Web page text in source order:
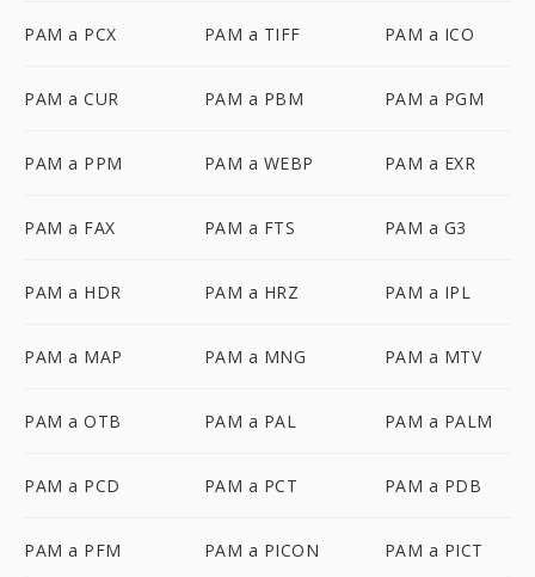
PAM a PCX PAM a TIFF PAM a ICO
PAM a CUR PAM a PBM PAM a PGM
PAM a PPM PAM a WEBP PAM a EXR
PAM a FAX PAM a FTS PAM a G3
PAM a HDR PAM a HRZ PAM a IPL
PAM a MAP PAM a MNG PAM a MTV
PAM a OTB PAM a PAL PAM a PALM
PAM a PCD PAM a PCT PAM a PDB
PAM a PFM PAM a PICON PAM a PICT